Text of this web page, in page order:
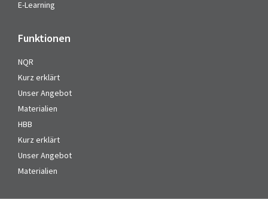
E-Learning
Funktionen
NQR
Kurz erklärt
Unser Angebot
Materialien
HBB
Kurz erklärt
Unser Angebot
Materialien